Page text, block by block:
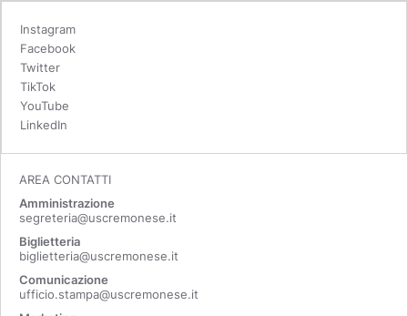
Instagram
Facebook
Twitter
TikTok
YouTube
LinkedIn
AREA CONTATTI
Amministrazione
segreteria@uscremonese.it
Biglietteria
biglietteria@uscremonese.it
Comunicazione
ufficio.stampa@uscremonese.it